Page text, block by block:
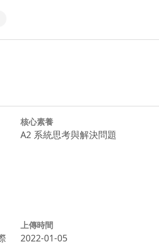
核心素養
A2 系統思考與解決問題
上傳時間
2022-01-05